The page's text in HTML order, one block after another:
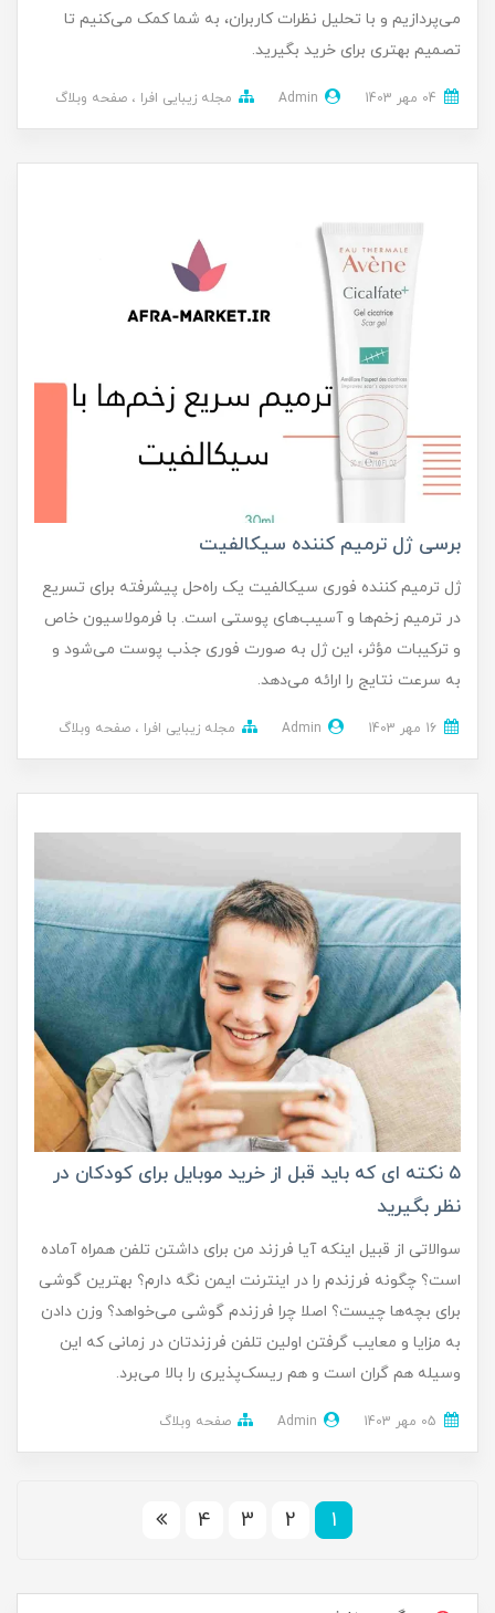
می‌پردازیم و با تحلیل نظرات کاربران، به شما کمک می‌کنیم تا
تصمیم بهتری برای خرید بگیرید.
Admin مجله زیبایی افرا صفحه وبلاگ
برسی ژل ترمیم کننده سیکالفیت
ژل ترمیم کننده فوری سیکالفیت یک راه‌حل پیشرفته برای تسریع
در ترمیم زخم‌ها و آسیب‌های پوستی است. با فرمولاسیون خاص
و ترکیبات مؤثر، این ژل به صورت فوری جذب پوست می‌شود و
به سرعت نتایج را ارائه می‌دهد.
Admin مجله زیبایی افرا صفحه وبلاگ
۵ نکته ای که باید قبل از خرید موبایل برای کودکان در
نظر بگیرید
سوالاتی از قبیل اینکه آیا فرزند من برای داشتن تلفن همراه آماده
است؟ چگونه فرزندم را در اینترنت ایمن نگه دارم؟ بهترین گوشی
برای بچه‌ها چیست؟ اصلا چرا فرزندم گوشی می‌خواهد؟ وزن دادن
به مزایا و معایب گرفتن اولین تلفن فرزندتان در زمانی که این
وسیله هم گران است و هم ریسک‌پذیری را بالا می‌برد.
Admin صفحه وبلاگ
1
2
3
4